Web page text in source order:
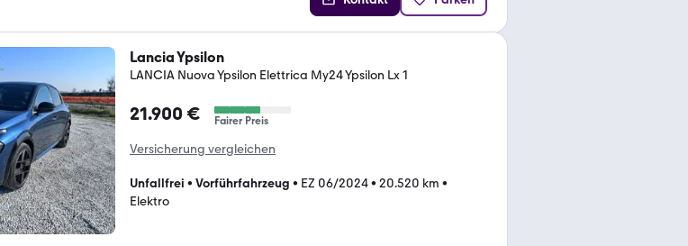
Lancia Ypsilon
LANCIA Nuova Ypsilon Elettrica My24 Ypsilon Lx 1
21.900 € Fairer Preis
Versicherung vergleichen
Unfallfrei • Vorführfahrzeug • EZ 06/2024• 20.520 km •
Elektro